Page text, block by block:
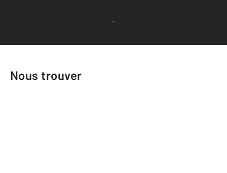
Voir tous les avis clients
Nous trouver